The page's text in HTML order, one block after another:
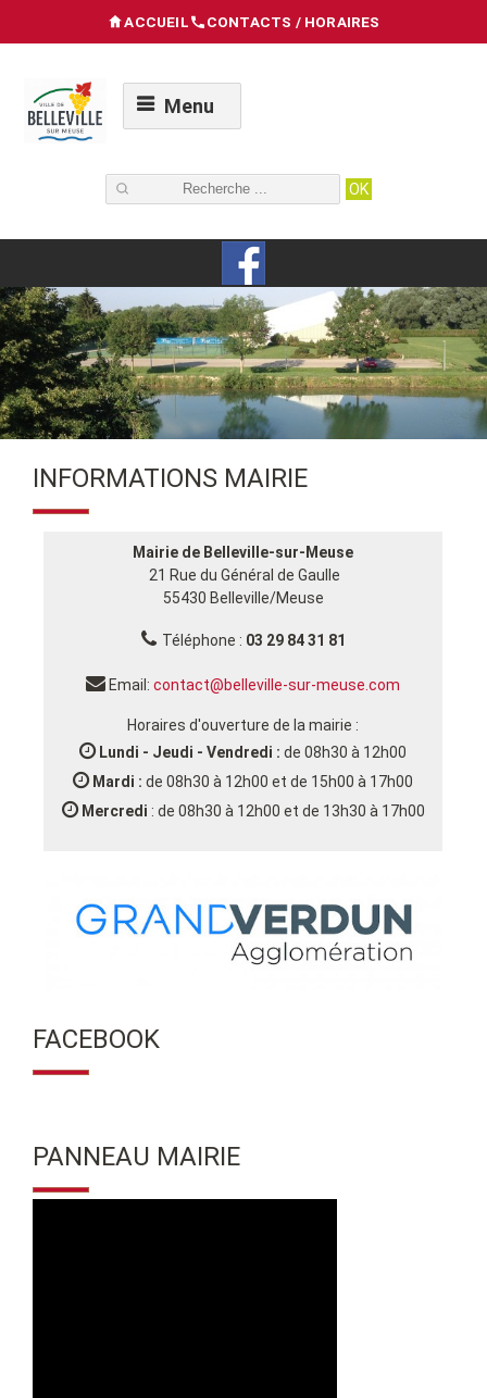
ACCUEIL CONTACTS / HORAIRES
Menu
INFORMATIONS MAIRIE
Mairie de Belleville-sur-Meuse
21 Rue du Général de Gaulle
55430 Belleville/Meuse
Téléphone : 03 29 84 31 81
Email:contact@belleville-sur-meuse.com
Horaires d'ouverture de la mairie :
Lundi - Jeudi - Vendredi : de 08h30 à 12h00
Mardi : de 08h30 à 12h00 et de 15h00 à 17h00
Mercredi : de 08h30 à 12h00 et de 13h30 à 17h00
FACEBOOK
PANNEAU MAIRIE